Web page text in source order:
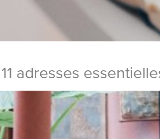
adresses